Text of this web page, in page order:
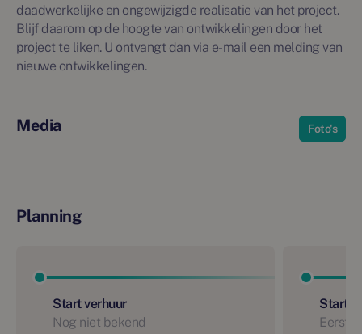
daadwerkelijke en ongewijzigde realisatie van het project.
Blijf daarom op de hoogte van ontwikkelingen door het
project te liken. U ontvangt dan via e-mail een melding van
nieuwe ontwikkelingen.
Media Foto's
Planning
Start verhuur
Nog niet bekend
Start
Eerste